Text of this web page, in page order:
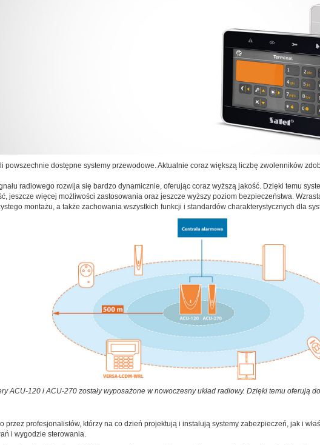
powszechnie dostępne systemy przewodowe. Aktualnie coraz większą liczbę zwolenników
radiowego rozwija się bardzo dynamicznie, oferując coraz wyższą jakość. Dzięki temu
jeszcze więcej możliwości zastosowania oraz jeszcze wyższy poziom bezpieczeństwa.
montażu, a także zachowania wszystkich funkcji i standardów charakterystycznych dla
ACU-120 i ACU-270 zostały wyposażone w nowoczesny układ radiowy. Dzięki temu oferują
przez profesjonalistów, którzy na co dzień projektują i instalują systemy zabezpieczeń, jak i
i wygodzie sterowania.